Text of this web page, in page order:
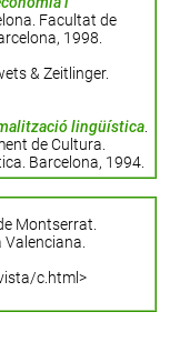
Facultat de
1998.
& Zeitlinger.
lingüística.
de Cultura.
Barcelona, 1994.
Montserrat.
c.html>